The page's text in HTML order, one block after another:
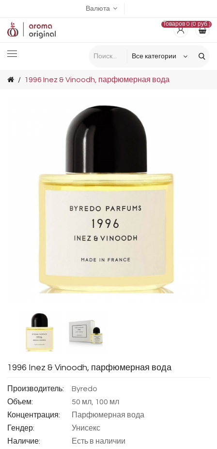
Валюта
Товаров 0 (0 руб.)
1996 Inez & Vinoodh, парфюмерная вода
1996 Inez & Vinoodh, парфюмерная вода
Производитель:
Byredo
Объем:
50 мл, 100 мл
Концентрация:
Парфюмерная вода
Гендер:
Унисекс
Наличие:
Есть в наличии